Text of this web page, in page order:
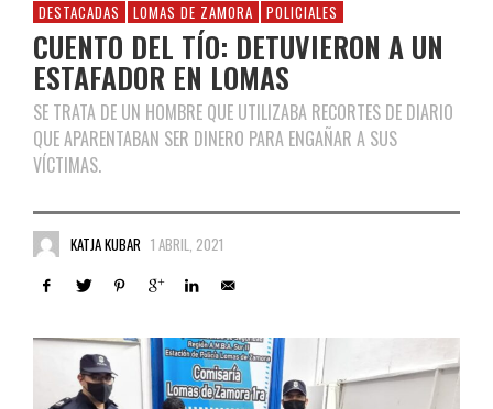
DESTACADAS LOMAS DE ZAMORA POLICIALES
CUENTO DEL TÍO: DETUVIERON A UN
ESTAFADOR EN LOMAS
SE TRATA DE UN HOMBRE QUE UTILIZABA RECORTES DE DIARIO
QUE APARENTABAN SER DINERO PARA ENGAÑAR A SUS
VÍCTIMAS.
KATJA KUBAR 1 ABRIL, 2021